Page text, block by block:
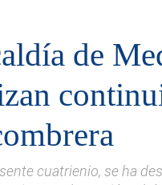
de
cuatrienio, se ha